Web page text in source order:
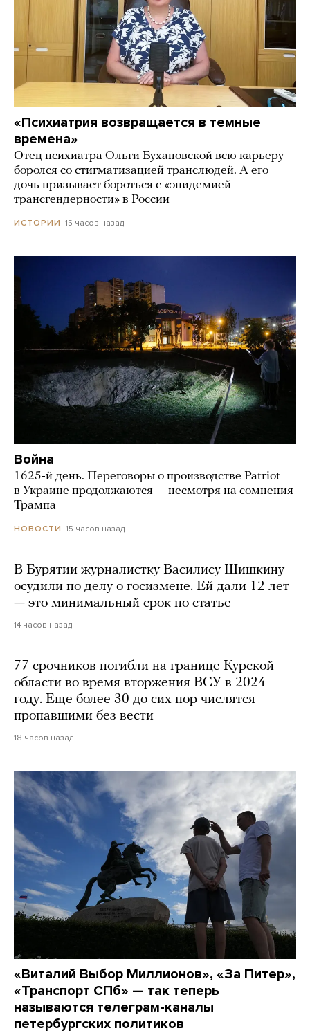
«Психиатрия возвращается в темные
времена»
Отец психиатра Ольги Бухановской всю карьеру
боролся со стигматизацией транслюдей. А его
дочь призывает бороться с «эпидемией
трансгендерности» в России
ИСТОРИИ 15 часов назад
Война
1625-й день. Переговоры о производстве Patriot
в Украине продолжаются — несмотря на сомнения
Трампа
НОВОСТИ 15 часов назад
В Бурятии журналистку Василису Шишкину
осудили по делу о госизмене. Ей дали 12 лет
— это минимальный срок по статье
14 часов назад
77 срочников погибли на границе Курской
области во время вторжения ВСУ в 2024
году. Еще более 30 до сих пор числятся
пропавшими без вести
18 часов назад
«Виталий Выбор Миллионов», «За Питер»,
«Транспорт СПб» — так теперь
называются телеграм-каналы
петербургских политиков